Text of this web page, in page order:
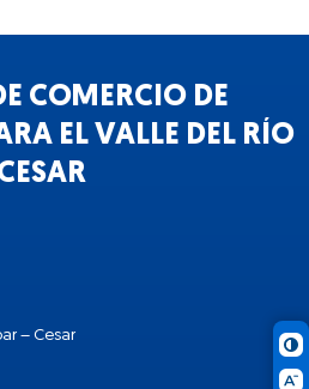
COMERCIO DE
EL VALLE DEL RÍO
– Cesar